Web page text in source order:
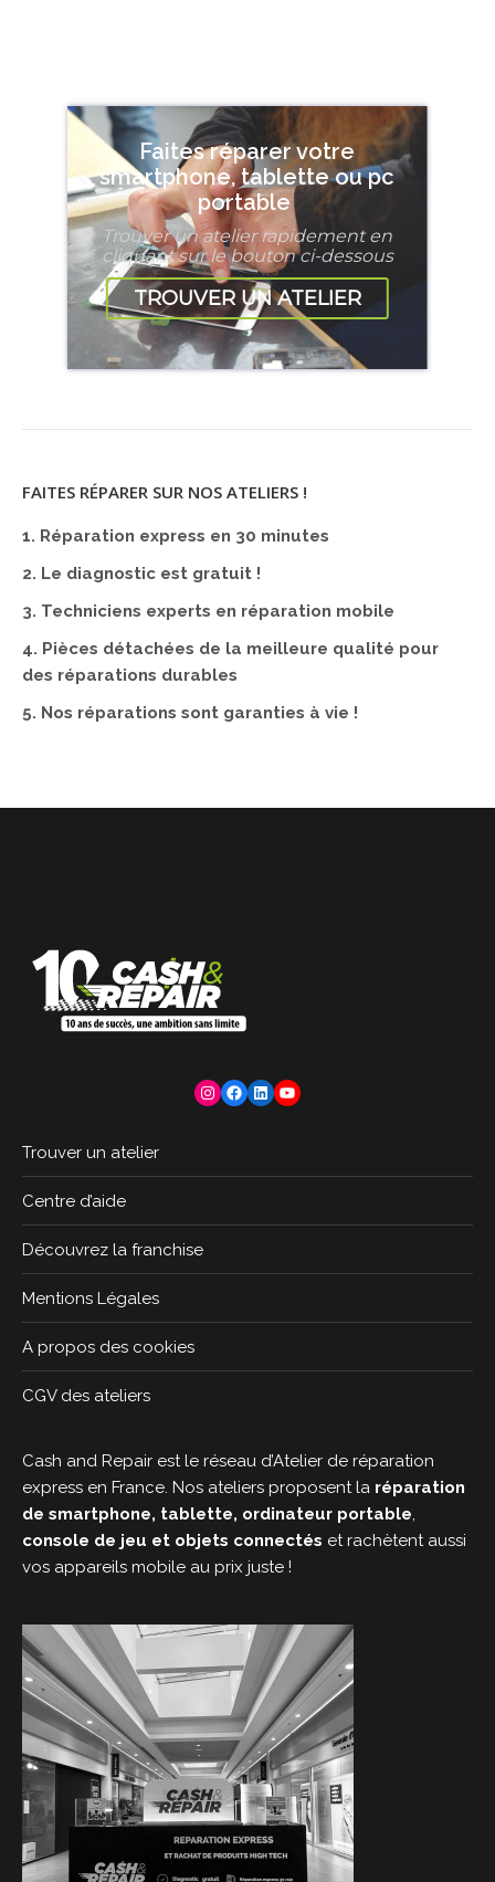
Faites réparer votre
smartphone, tablette ou pc
portable
Trouver un atelier rapidement en
cliquant sur le bouton ci-dessous
TROUVER UN ATELIER
FAITES RÉPARER SUR NOS ATELIERS !
1. Réparation express en 30 minutes
2. Le diagnostic est gratuit !
3. Techniciens experts en réparation mobile
4. Pièces détachées de la meilleure qualité pour
des réparations durables
5. Nos réparations sont garanties à vie !
Instagram
Facebook
LinkedIn
YouTube
Trouver un atelier
Centre d’aide
Découvrez la franchise
Mentions Légales
A propos des cookies
CGV des ateliers
Cash and Repair est le réseau d’Atelier de réparation
express en France. Nos ateliers proposent la réparation
de smartphone, tablette, ordinateur portable,
console de jeu et objets connectés et rachètent aussi
vos appareils mobile au prix juste !